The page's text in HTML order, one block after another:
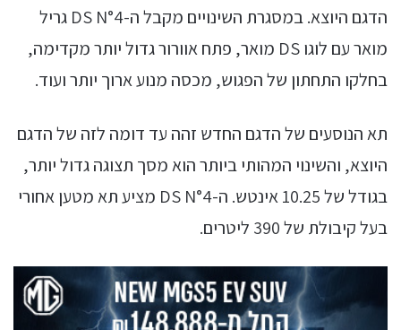
הדגם היוצא. במסגרת השינויים מקבל ה-DS N°4 גריל
מואר עם לוגו DS מואר, פתח אוורור גדול יותר מקדימה,
בחלקו התחתון של הפגוש, מכסה מנוע ארוך יותר ועוד.
תא הנוסעים של הדגם החדש זהה עד דומה לזה של הדגם
היוצא, והשינוי המהותי ביותר הוא מסך תצוגה גדול יותר,
בגודל של 10.25 אינטש. ה-DS N°4 מציע תא מטען אחורי
בעל קיבולת של 390 ליטרים.